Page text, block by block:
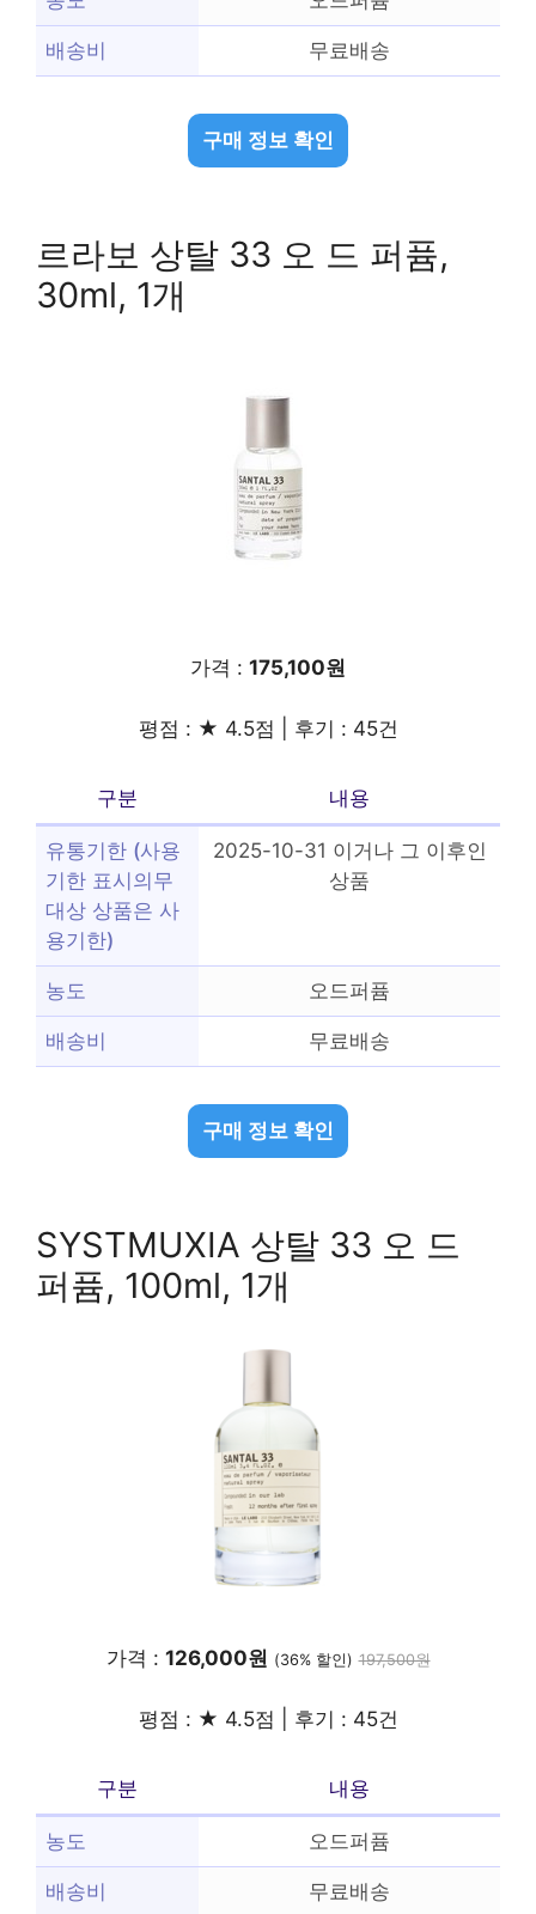
배송비 무료배송
구매 정보 확인
르라보 상탈 33 오 드 퍼퓸,
30ml, 1개
가격 : 175,100원
평점 : ★ 4.5점 | 후기 : 45건
구분 내용
유통기한 (사용
기한 표시의무
대상 상품은 사
용기한)
2025-10-31 이거나 그 이후인
상품
농도 오드퍼퓸
배송비 무료배송
구매 정보 확인
SYSTMUXIA 상탈 33 오 드
퍼퓸, 100ml, 1개
가격 : 126,000원 (36% 할인) 197,500원
평점 : ★ 4.5점 | 후기 : 45건
구분 내용
농도 오드퍼퓸
배송비 무료배송